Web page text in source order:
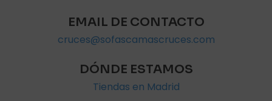
EMAIL DE CONTACTO
cruces@sofascamascruces.com
DÓNDE ESTAMOS
Tiendas en Madrid